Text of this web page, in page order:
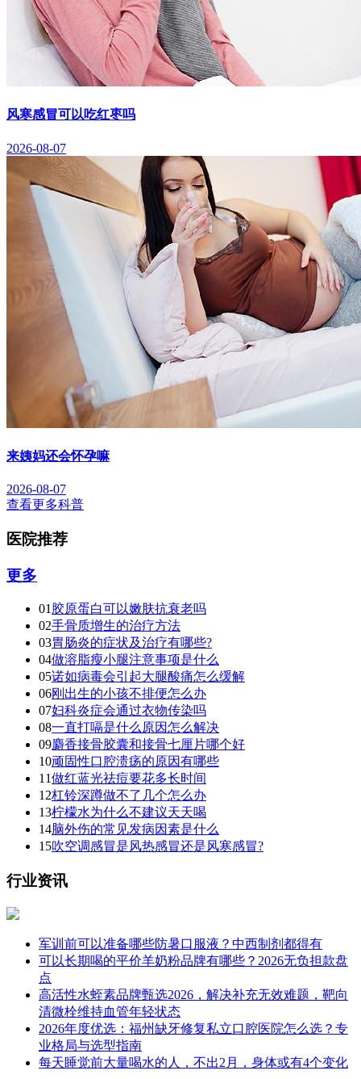
风寒感冒可以吃红枣吗
2026-08-07
来姨妈还会怀孕嘛
2026-08-07
查看更多科普
医院推荐
更多
01 胶原蛋白可以嫩肤抗衰老吗
02手骨质增生的治疗方法
03胃肠炎的症状及治疗有哪些?
04做溶脂瘦小腿注意事项是什么
05诺如病毒会引起大腿酸痛怎么缓解
06刚出生的小孩不排便怎么办
07妇科炎症会通过衣物传染吗
08一直打嗝是什么原因怎么解决
09麝香接骨胶囊和接骨七厘片哪个好
10顽固性口腔溃疡的原因有哪些
11做红蓝光祛痘要花多长时间
12杠铃深蹲做不了几个怎么办
13柠檬水为什么不建议天天喝
14脑外伤的常见发病因素是什么
15吹空调感冒是风热感冒还是风寒感冒?
行业资讯
军训前可以准备哪些防暑口服液？中西制剂都得有
可以长期喝的平价羊奶粉品牌有哪些？2026无负担款盘
点
高活性水蛭素品牌甄选2026，解决补充无效难题，靶向
清微栓维持血管年轻状态
2026年度优选：福州缺牙修复私立口腔医院怎么选？专
业格局与选型指南
每天睡觉前大量喝水的人，不出2月，身体或有4个变化